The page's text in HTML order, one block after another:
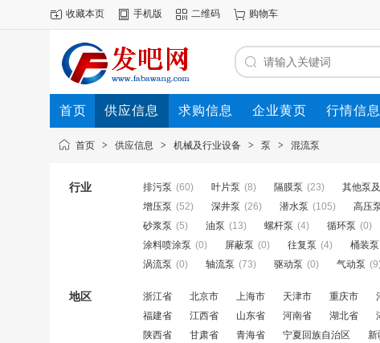
收藏本页 手机版 二维码 购物车
首页 供应信息 求购信息 企业黄页 行情信息
首页 > 供应信息 > 机械及行业设备 > 泵 > 混流泵
行业 排污泵 (60) 叶片泵 (8) 隔膜泵 (23) 其他泵
增压泵 (52) 深井泵 (26) 潜水泵 (105) 高压
砂浆泵 (5) 油泵 (13) 螺杆泵 (4) 循环泵 (0)
涂料喷涂泵 (0) 屏蔽泵 (0) 往复泵 (4) 桶装泵
涡流泵 (0) 轴流泵 (73) 驱动泵 (0) 气动泵 (9)
地区 浙江省 北京市 上海市 天津市 重庆市
福建省
江西省 山东省 河南省 湖北省
陕西省
甘肃省 青海省 宁夏回族自治区 新